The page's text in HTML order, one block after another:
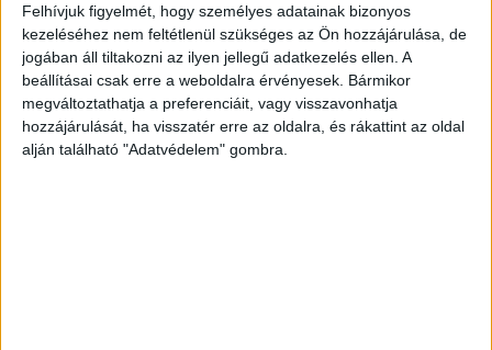
Felhívjuk figyelmét, hogy személyes adatainak bizonyos
kezeléséhez nem feltétlenül szükséges az Ön hozzájárulása, de
jogában áll tiltakozni az ilyen jellegű adatkezelés ellen. A
beállításai csak erre a weboldalra érvényesek. Bármikor
megváltoztathatja a preferenciáit, vagy visszavonhatja
hozzájárulását, ha visszatér erre az oldalra, és rákattint az oldal
alján található "Adatvédelem" gombra.
Az előadás angol nyelvű, magyar felirattal.
OLVASTA MÁR?